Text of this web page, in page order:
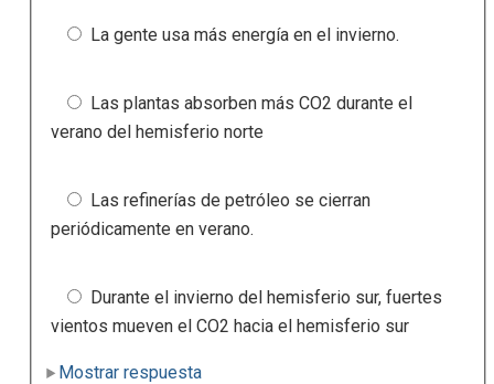
La gente usa más energía en el invierno.
Las plantas absorben más CO2 durante el
verano del hemisferio norte
Las refinerías de petróleo se cierran
periódicamente en verano.
Durante el invierno del hemisferio sur, fuertes
vientos mueven el CO2 hacia el hemisferio sur
Mostrar respuesta